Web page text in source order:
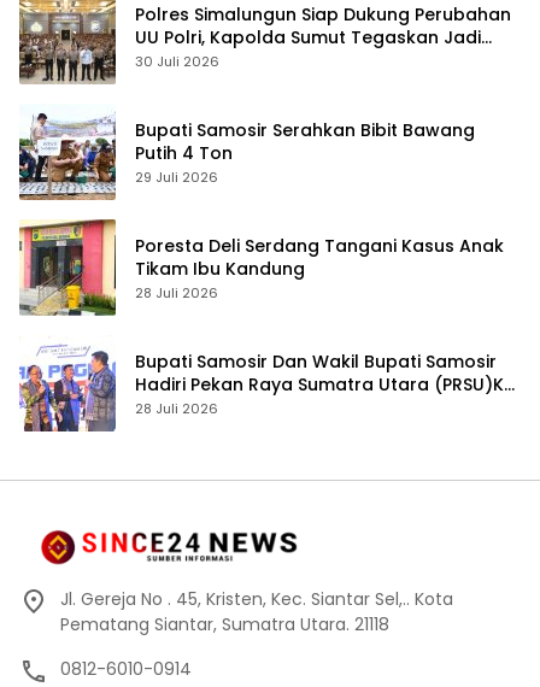
Polres Simalungun Siap Dukung Perubahan
UU Polri, Kapolda Sumut Tegaskan Jadi
Fondasi Penguatan Profesionalisme dan
30 Juli 2026
Bupati Samosir Serahkan Bibit Bawang
Putih 4 Ton
29 Juli 2026
Poresta Deli Serdang Tangani Kasus Anak
Tikam Ibu Kandung
28 Juli 2026
Bupati Samosir Dan Wakil Bupati Samosir
Hadiri Pekan Raya Sumatra Utara (PRSU)Ke,
50
28 Juli 2026
Jl. Gereja No . 45, Kristen, Kec. Siantar Sel,.. Kota
Pematang Siantar, Sumatra Utara. 21118
0812-6010-0914